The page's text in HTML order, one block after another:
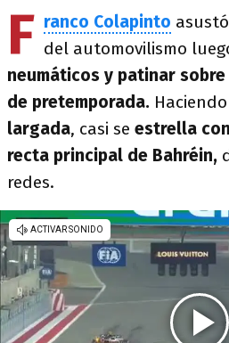
F ranco Colapinto
del automovilismo
neumáticos y patinar
de pretemporada.
largada, casi se estrella
recta principal de Bahréin,
redes.